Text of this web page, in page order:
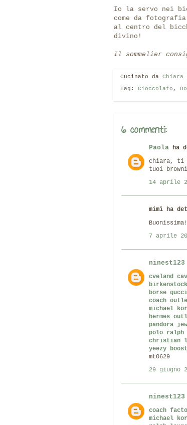
Io la servo nei
come da
al centro del
divino!
Il sommelier
Cucinato da Chiara
Tag: Cioccolato ,
6 commenti:
Paola ha
chiara, ti
tuoi
14 aprile
mimì ha
7 aprile
ninest123
cveland
borse gucci
coach
michael
hermes
pandora
polo
christian
yeezy boost
mt0629
29 giugno
ninest123
coach
michael